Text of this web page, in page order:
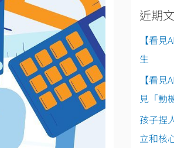
鍵
字
:
近期
【看
生
【看
見「動
孩子捏
立和核